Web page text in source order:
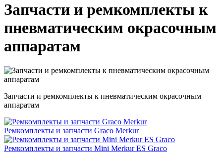
Запчасти и ремкомплекты к
пневматическим окрасочным
аппаратам
Запчасти и ремкомплекты к пневматическим окрасочным
аппаратам
Ремкомплекты и запчасти Graco Merkur
Ремкомплекты и запчасти Mini Merkur ES Graco